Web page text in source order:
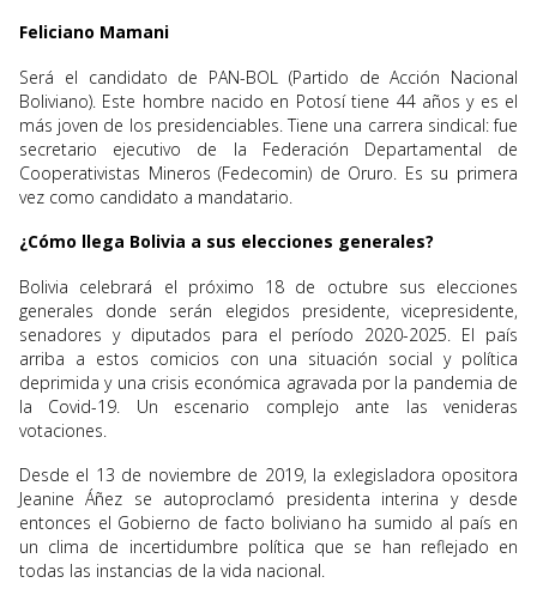
Feliciano Mamani
Será el candidato de PAN-BOL (Partido de Acción Nacional
Boliviano). Este hombre nacido en Potosí tiene 44 años y es el
más joven de los presidenciables. Tiene una carrera sindical: fue
secretario ejecutivo de la Federación Departamental de
Cooperativistas Mineros (Fedecomin) de Oruro. Es su primera
vez como candidato a mandatario.
¿Cómo llega Bolivia a sus elecciones generales?
Bolivia celebrará el próximo 18 de octubre sus elecciones
generales donde serán elegidos presidente, vicepresidente,
senadores y diputados para el período 2020-2025. El país
arriba a estos comicios con una situación social y política
deprimida y una crisis económica agravada por la pandemia de
la Covid-19. Un escenario complejo ante las venideras
votaciones.
Desde el 13 de noviembre de 2019, la exlegisladora opositora
Jeanine Áñez se autoproclamó presidenta interina y desde
entonces el Gobierno de facto boliviano ha sumido al país en
un clima de incertidumbre política que se han reflejado en
todas las instancias de la vida nacional.